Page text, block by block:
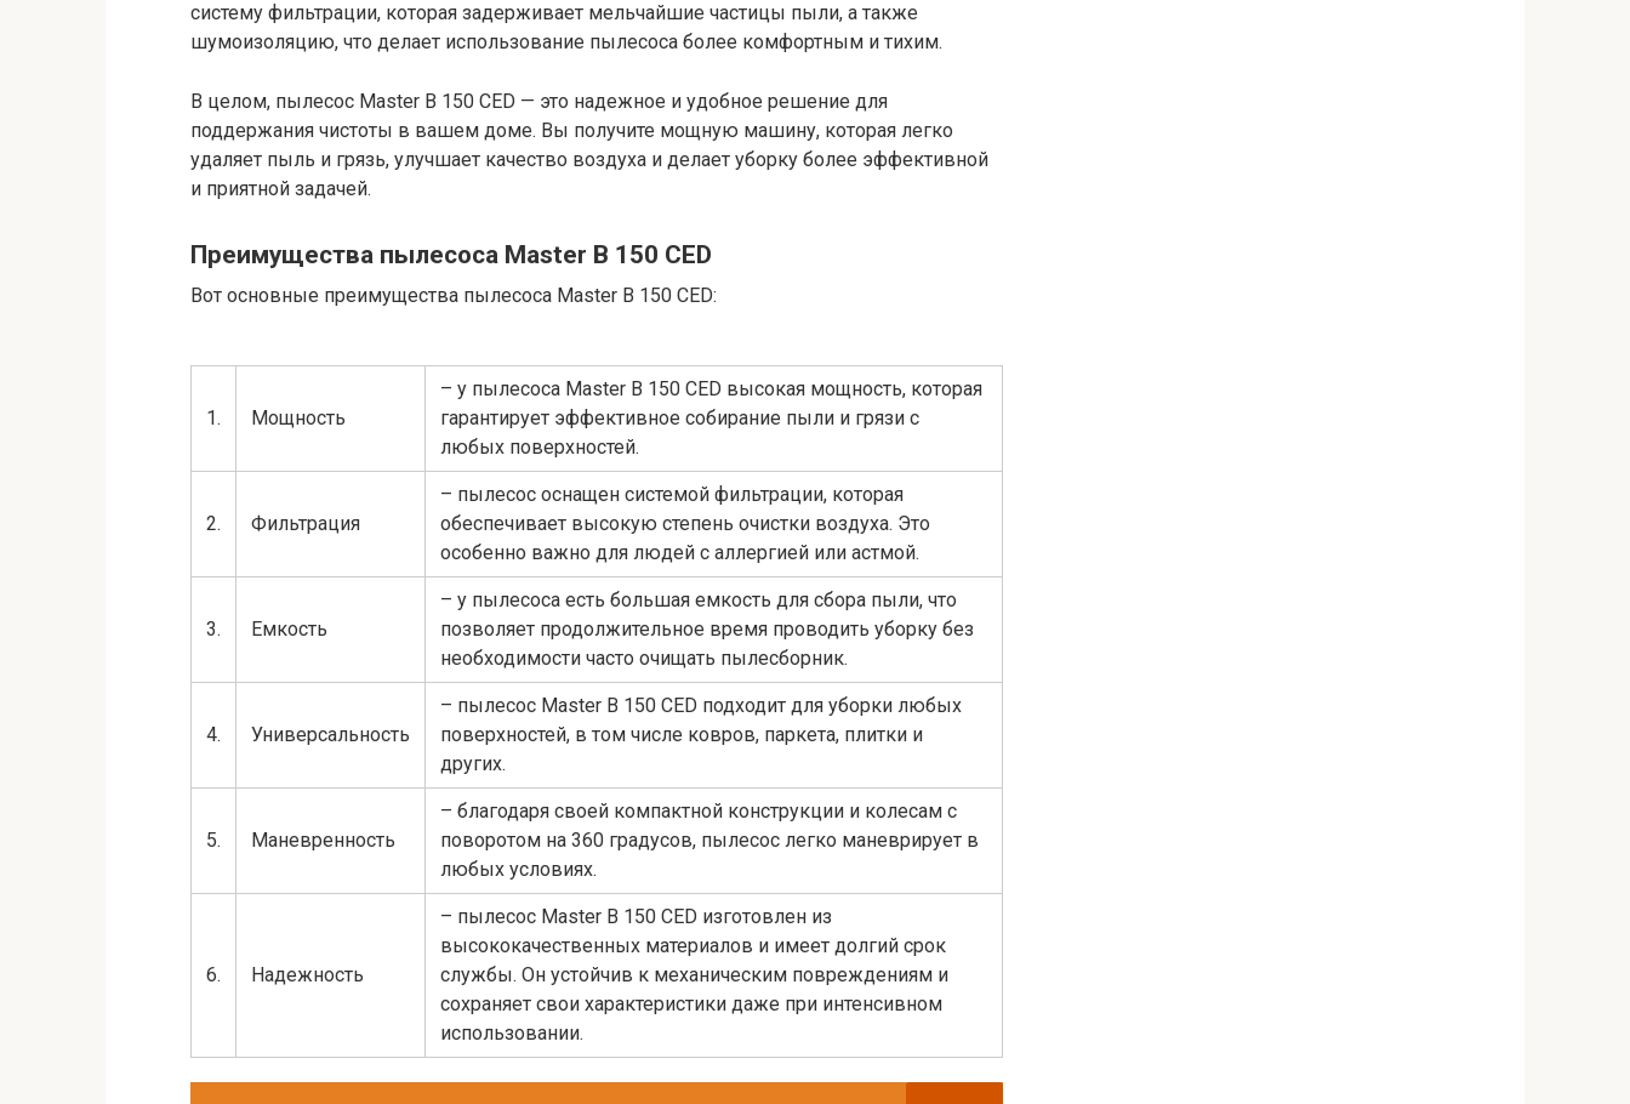
систему фильтрации, которая задерживает мельчайшие частицы пыли, а также
шумоизоляцию, что делает использование пылесоса более комфортным и тихим.
В целом, пылесос Master B 150 CED — это надежное и удобное решение для
поддержания чистоты в вашем доме. Вы получите мощную машину, которая легко
удаляет пыль и грязь, улучшает качество воздуха и делает уборку более эффективной
и приятной задачей.
Преимущества пылесоса Master B 150 CED
Вот основные преимущества пылесоса Master B 150 CED:
1. Мощность
– у пылесоса Master B 150 CED высокая мощность, которая
гарантирует эффективное собирание пыли и грязи с
любых поверхностей.
2. Фильтрация
– пылесос оснащен системой фильтрации, которая
обеспечивает высокую степень очистки воздуха. Это
особенно важно для людей с аллергией или астмой.
3. Емкость
– у пылесоса есть большая емкость для сбора пыли, что
позволяет продолжительное время проводить уборку без
необходимости часто очищать пылесборник.
4. Универсальность
– пылесос Master B 150 CED подходит для уборки любых
поверхностей, в том числе ковров, паркета, плитки и
других.
5. Маневренность
– благодаря своей компактной конструкции и колесам с
поворотом на 360 градусов, пылесос легко маневрирует в
любых условиях.
6. Надежность
– пылесос Master B 150 CED изготовлен из
высококачественных материалов и имеет долгий срок
службы. Он устойчив к механическим повреждениям и
сохраняет свои характеристики даже при интенсивном
использовании.